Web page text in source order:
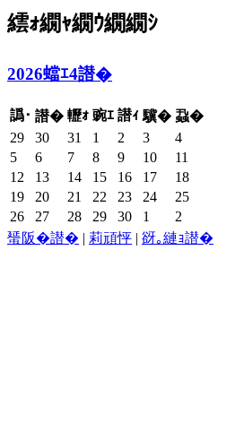
繧ｫ繝ｬ繝ｳ繝繝ｼ
2026蟷ｴ4譛�
譌･ 譛� 轣ｫ 豌ｴ 譛ｨ 驥� 蝨�
29
30 31 1 2 3
4
5
6 7 8 9 10
11
12
13 14 15 16 17
18
19
20 21 22 23 24
25
26
27 28 29 30 1
2
蜑阪�譛� | 莉頑怦 | 谺｡縺ｮ譛�